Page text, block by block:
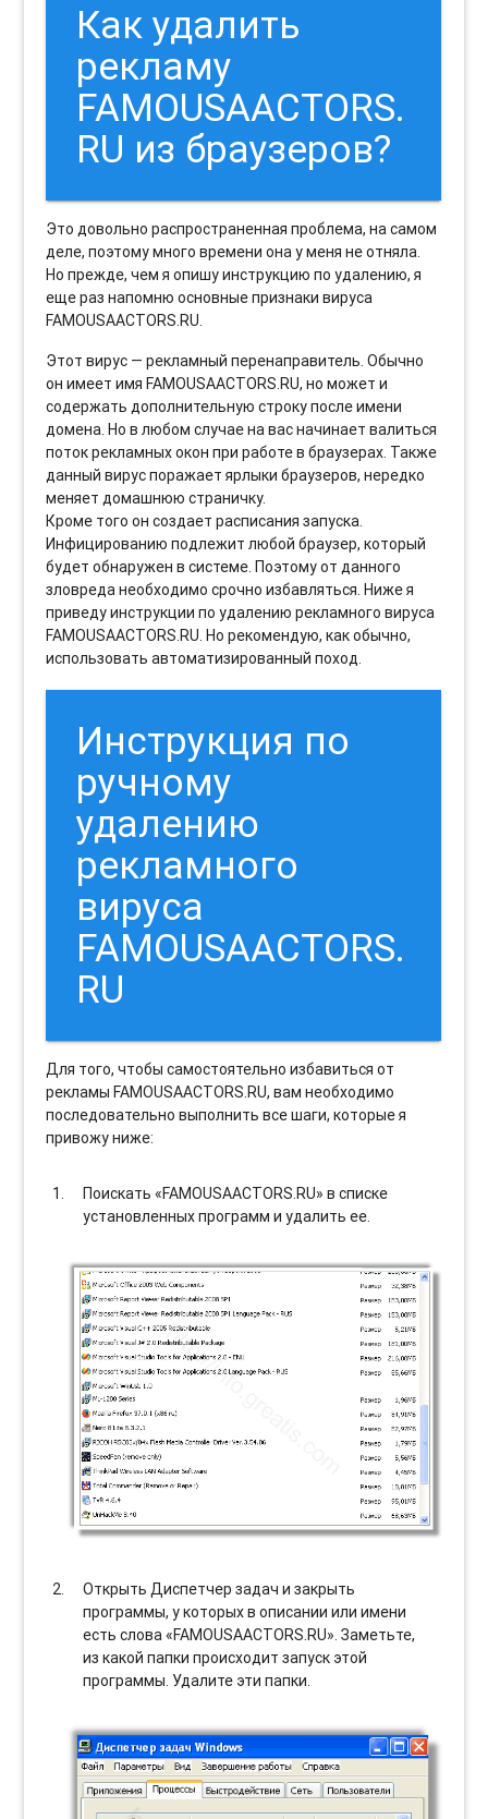
Как удалить
рекламу
FAMOUSAACTORS.
RU из браузеров?
Это довольно распространенная проблема, на самом
деле, поэтому много времени она у меня не отняла.
Но прежде, чем я опишу инструкцию по удалению, я
еще раз напомню основные признаки вируса
FAMOUSAACTORS.RU.
Этот вирус — рекламный перенаправитель. Обычно
он имеет имя FAMOUSAACTORS.RU, но может и
содержать дополнительную строку после имени
домена. Но в любом случае на вас начинает валиться
поток рекламных окон при работе в браузерах. Также
данный вирус поражает ярлыки браузеров, нередко
меняет домашнюю страничку.
Кроме того он создает расписания запуска.
Инфицированию подлежит любой браузер, который
будет обнаружен в системе. Поэтому от данного
зловреда необходимо срочно избавляться. Ниже я
приведу инструкции по удалению рекламного вируса
FAMOUSAACTORS.RU. Но рекомендую, как обычно,
использовать автоматизированный поход.
Инструкция по
ручному
удалению
рекламного
вируса
FAMOUSAACTORS.
RU
Для того, чтобы самостоятельно избавиться от
рекламы FAMOUSAACTORS.RU, вам необходимо
последовательно выполнить все шаги, которые я
привожу ниже:
Поискать «FAMOUSAACTORS.RU» в списке
установленных программ и удалить ее.
Открыть Диспетчер задач и закрыть
программы, у которых в описании или имени
есть слова «FAMOUSAACTORS.RU». Заметьте,
из какой папки происходит запуск этой
программы. Удалите эти папки.